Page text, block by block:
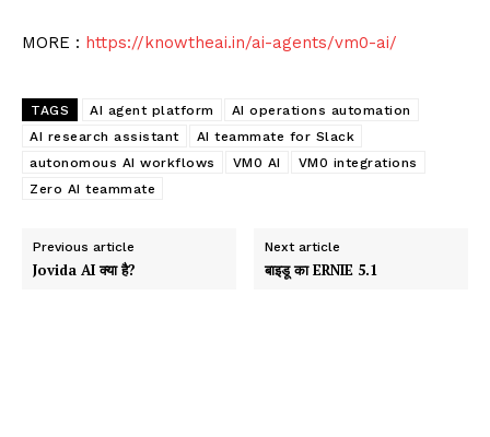
MORE : https://knowtheai.in/ai-agents/vm0-ai/
TAGS AI agent platform
AI operations automation
AI research assistant
AI teammate for Slack
autonomous AI workflows
VM0 AI
VM0 integrations
Zero AI teammate
Previous article
Jovida AI क्या है?
Next article
बाइडू का ERNIE 5.1